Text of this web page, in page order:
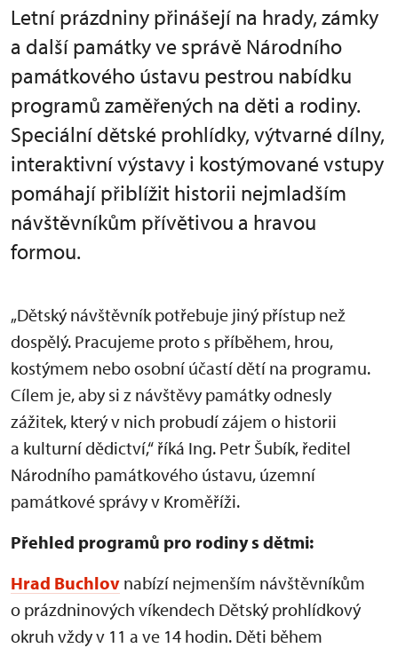
Letní prázdniny přinášejí na hrady, zámky
a další památky ve správě Národního
památkového ústavu pestrou nabídku
programů zaměřených na děti a rodiny.
Speciální dětské prohlídky, výtvarné dílny,
interaktivní výstavy i kostýmované vstupy
pomáhají přiblížit historii nejmladším
návštěvníkům přívětivou a hravou
formou.
„Dětský návštěvník potřebuje jiný přístup než
dospělý. Pracujeme proto s příběhem, hrou,
kostýmem nebo osobní účastí dětí na programu.
Cílem je, aby si z návštěvy památky odnesly
zážitek, který v nich probudí zájem o historii
a kulturní dědictví,“ říká Ing. Petr Šubík, ředitel
Národního památkového ústavu, územní
památkové správy v Kroměříži.
Přehled programů pro rodiny s dětmi:
Hrad Buchlov nabízí nejmenším návštěvníkům
o prázdninových víkendech Dětský prohlídkový
okruh vždy v 11 a ve 14 hodin. Děti během